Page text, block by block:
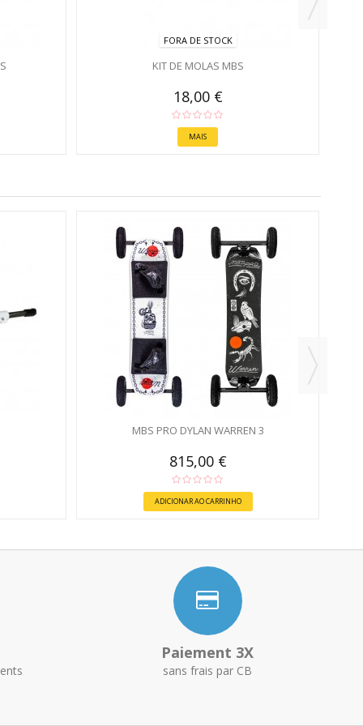
FORA DE STOCK
KIT DE MOLAS MBS
18,00 €
MAIS
MBS PRO DYLAN WARREN 3
815,00 €
ADICIONAR AO CARRINHO
Paiement 3X
sans frais par CB